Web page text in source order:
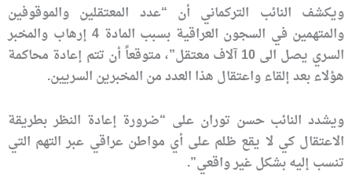
ويكشف النائب التركماني أن “عدد المعتقلين والموقوفين
والمتهمين في السجون العراقية بسبب المادة 4 إرهاب والمخبر
السري يصل الى 10 آلاف معتقل”، متوقعاً أن تتم إعادة محاكمة
هؤلاء بعد إلقاء واعتقال هذا العدد من المخبرين السريين.
ويشدد النائب حسن توران على “ضرورة إعادة النظر بطريقة
الاعتقال كي لا يقع ظلم على أي مواطن عراقي عبر التهم التي
تنسب إليه بشكل غير واقعي”.